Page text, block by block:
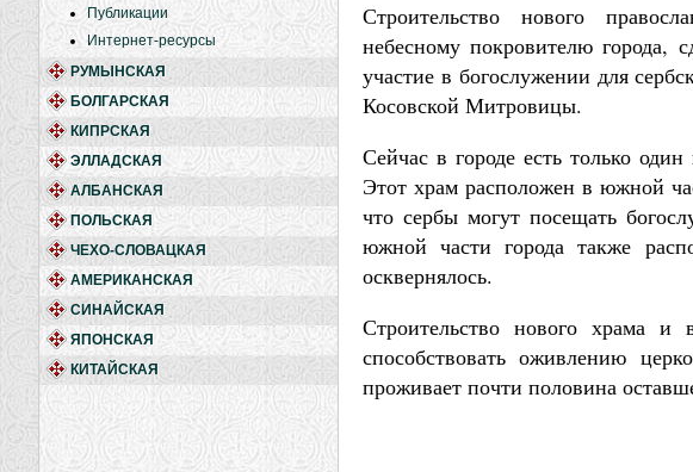
Публикации
Интернет-ресурсы
РУМЫНСКАЯ
БОЛГАРСКАЯ
КИПРСКАЯ
ЭЛЛАДСКАЯ
АЛБАНСКАЯ
ПОЛЬСКАЯ
ЧЕХО-СЛОВАЦКАЯ
АМЕРИКАНСКАЯ
СИНАЙСКАЯ
ЯПОНСКАЯ
КИТАЙСКАЯ
Строительство нового
небесному покровителю города,
участие в богослужении для
Косовской Митровицы.
Сейчас в городе есть только
Этот храм расположен в южной
что сербы могут посещать
южной части города также
осквернялось.
Строительство нового храма и
способствовать оживлению
проживает почти половина